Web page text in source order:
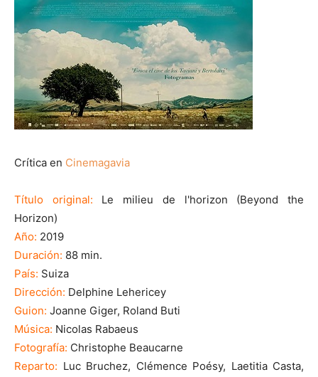
Crítica en Cinemagavia
Título original: Le milieu de l'horizon (Beyond the
Horizon)
Año: 2019
Duración: 88 min.
País: Suiza
Dirección: Delphine Lehericey
Guion: Joanne Giger, Roland Buti
Música: Nicolas Rabaeus
Fotografía: Christophe Beaucarne
Reparto: Luc Bruchez, Clémence Poésy, Laetitia Casta,